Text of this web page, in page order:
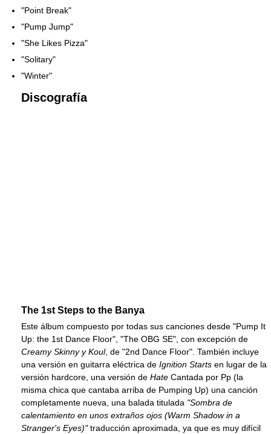
"Point Break"
"Pump Jump"
"She Likes Pizza"
"Solitary"
"Winter"
Discografía
The 1st Steps to the Banya
Este álbum compuesto por todas sus canciones desde "Pump It
Up: the 1st Dance Floor", "The OBG SE", con excepción de
Creamy Skinny y Koul, de "2nd Dance Floor". También incluye
una versión en guitarra eléctrica de Ignition Starts en lugar de la
versión hardcore, una versión de Hate Cantada por Pp (la
misma chica que cantaba arriba de Pumping Up) una canción
completamente nueva, una balada titulada "Sombra de
calentamiento en unos extraños ojos (Warm Shadow in a
Stranger's Eyes)"traducción aproximada, ya que es muy difícil